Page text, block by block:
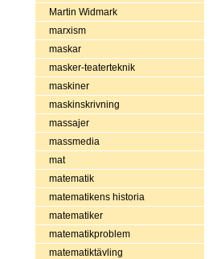
Martin Widmark
marxism
maskar
masker-teaterteknik
maskiner
maskinskrivning
massajer
massmedia
mat
matematik
matematikens historia
matematiker
matematikproblem
matematiktävling